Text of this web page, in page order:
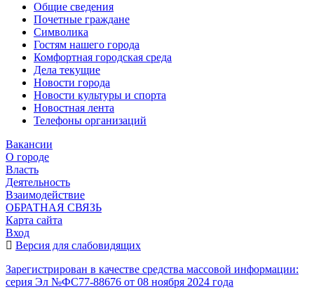
Общие сведения
Почетные граждане
Символика
Гостям нашего города
Комфортная городская среда
Дела текущие
Новости города
Новости культуры и спорта
Новостная лента
Телефоны организаций
Вакансии
О городе
Власть
Деятельность
Взаимодействие
ОБРАТНАЯ СВЯЗЬ
Карта сайта
Вход
Версия для слабовидящих
Зарегистрирован в качестве средства массовой информации:
серия Эл №ФС77-88676 от 08 ноября 2024 года